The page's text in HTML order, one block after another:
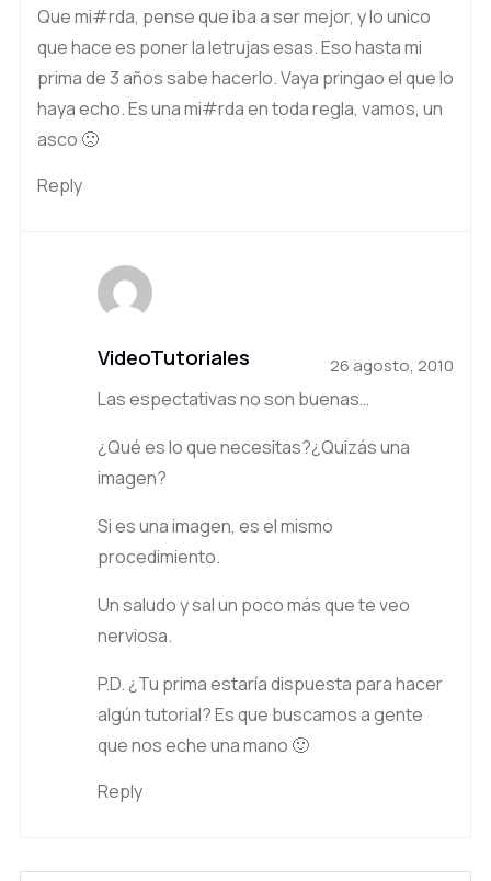
Que mi#rda, pense que iba a ser mejor, y lo unico
que hace es poner la letrujas esas. Eso hasta mi
prima de 3 años sabe hacerlo. Vaya pringao el que lo
haya echo. Es una mi#rda en toda regla, vamos, un
asco 🙁
Reply
VideoTutoriales 26 agosto, 2010
Las espectativas no son buenas…
¿Qué es lo que necesitas?¿Quizás una
imagen?
Si es una imagen, es el mismo
procedimiento.
Un saludo y sal un poco más que te veo
nerviosa.
P.D. ¿Tu prima estaría dispuesta para hacer
algún tutorial? Es que buscamos a gente
que nos eche una mano 🙂
Reply